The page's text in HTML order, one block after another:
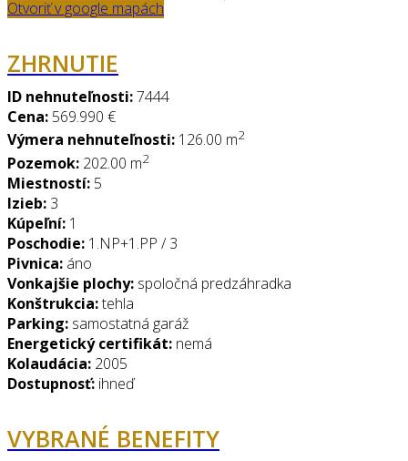
Otvoriť v google mapách
ZHRNUTIE
ID nehnuteľnosti:7444
Cena: 569.990 €
Výmera nehnuteľnosti: 126.00 m2
Pozemok: 202.00 m2
Miestností: 5
Izieb: 3
Kúpeľní: 1
Poschodie: 1.NP+1.PP / 3
Pivnica: áno
Vonkajšie plochy: spoločná predzáhradka
Konštrukcia:tehla
Parking: samostatná garáž
Energetický certifikát: nemá
Kolaudácia: 2005
Dostupnosť: ihneď
VYBRANÉ BENEFITY